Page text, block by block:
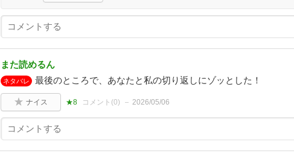
また読めるん
ネタバレ 最後のところで、あなたと私の切り返しにゾッとした！
ナイス ★8 コメント(0) 2026/05/06